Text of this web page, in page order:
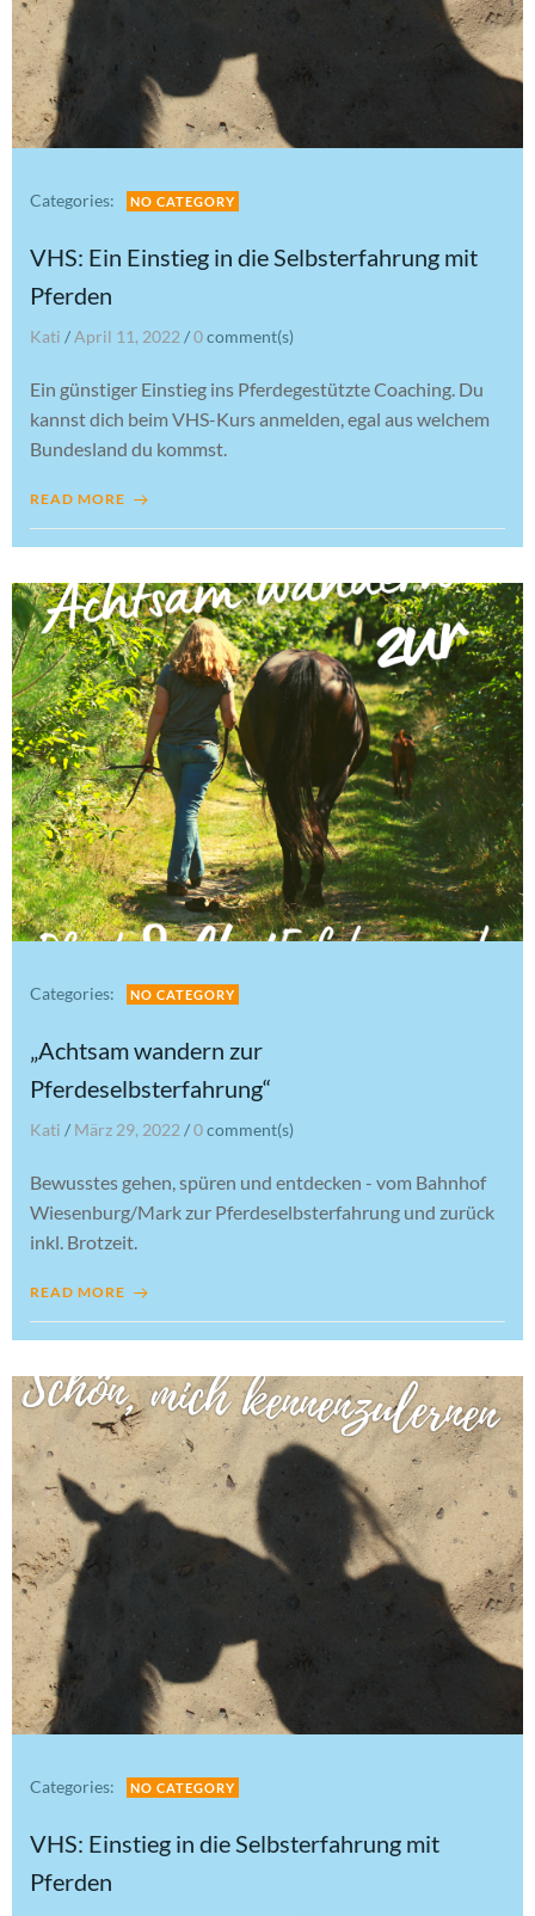
Categories: NO CATEGORY
VHS: Ein Einstieg in die Selbsterfahrung mit
Pferden
Kati /April 11, 2022 /0comment(s)
Ein günstiger Einstieg ins Pferdegestützte Coaching. Du
kannst dich beim VHS-Kurs anmelden, egal aus welchem
Bundesland du kommst.
READ MORE
Categories: NO CATEGORY
„Achtsam wandern zur
Pferdeselbsterfahrung“
Kati / März 29, 2022 /0comment(s)
Bewusstes gehen, spüren und entdecken - vom Bahnhof
Wiesenburg/Mark zur Pferdeselbsterfahrung und zurück
inkl. Brotzeit.
READ MORE
Categories: NO CATEGORY
VHS: Einstieg in die Selbsterfahrung mit
Pferden